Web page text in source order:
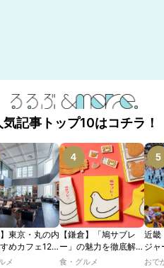
気記事トップ10はコチラ！
】東京・丸の内
めカフェ12
りでゆったり
メ
【鎌倉】「鳩サブレ
ー」の魅力を徹底解
説！ 定番商品から限
食・グルメ
近畿
ジャ
ウォ
おで